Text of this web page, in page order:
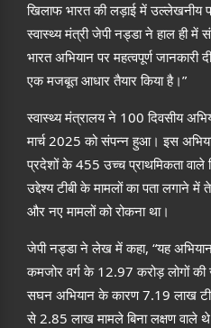
खिलाफ भारत की लड़ाई में उल्लेखनीय
स्वास्थ्य मंत्री जेपी नड्डा ने हाल ही में
भारत अभियान पर महत्वपूर्ण जानकारी
एक मजबूत आधार तैयार किया है।”
स्वास्थ्य मंत्रालय ने 100दिवसीय
मार्च2025को संपन्न हुआ। इस
प्रदेशों के455उच्च प्राथमिकता वाले
उद्देश्य टीबी के मामलों का पता लगाने में
और नए मामलों को रोकना था।
जेपी नड्डा ने लेख में कहा, “यह
कमजोर वर्ग के12.97करोड़ लोगों
सघन अभियान के कारण7.19लाख
से2.85लाख मामले बिना लक्षण वाले